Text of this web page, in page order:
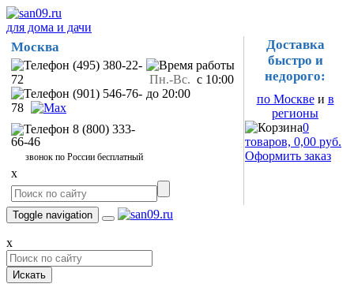
для дома и дачи
Москва
(495) 380-22-
72
(901) 546-76-
78
8 (800) 333-
66-46
звонок по России бесплатный
Пн.-Вс. с 10:00
до 20:00
x
Доставка
быстро и
недорого:
по Москвеи в
регионы
0
товаров, 0,00 руб.
Оформить заказ
Toggle navigation
x
Искать